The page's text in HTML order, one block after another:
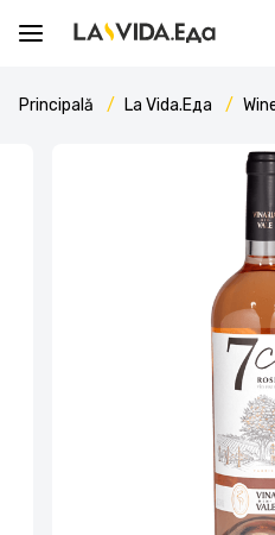
Principală La Vida.Еда